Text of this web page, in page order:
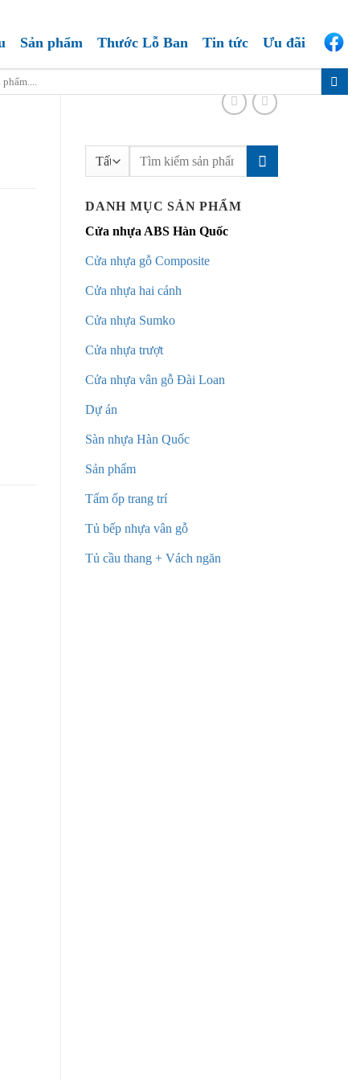
Sản phẩm Thước Lỗ Ban Tin tức Ưu đãi
Tìm
DANH MỤC SẢN PHẨM
Cửa nhựa ABS Hàn Quốc
Cửa nhựa gỗ Composite
Cửa nhựa hai cánh
Cửa nhựa Sumko
Cửa nhựa trượt
Cửa nhựa vân gỗ Đài Loan
Dự án
Sàn nhựa Hàn Quốc
Sản phẩm
Tấm ốp trang trí
Tủ bếp nhựa vân gỗ
Tủ cầu thang + Vách ngăn